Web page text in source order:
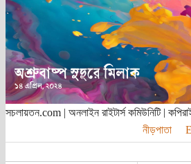
সচলায়তন.com | অনলাইন রাইটার্স কমিউনিটি |
নীড়পাতা